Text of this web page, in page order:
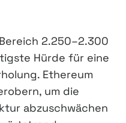
2.250–2.300
Hürde für eine
Ethereum
um die
abzuschwächen